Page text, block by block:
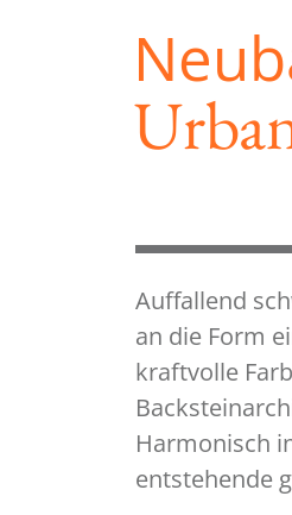
Auffallend
an die Form
kraftvolle
Harmonisch
entstehende